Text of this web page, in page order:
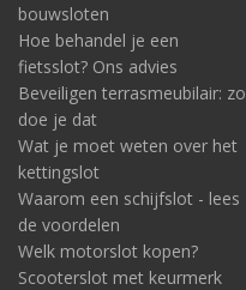
bouwsloten
Hoe behandel je een
fietsslot? Ons advies
Beveiligen terrasmeubilair: zo
doe je dat
Wat je moet weten over het
kettingslot
Waarom een schijfslot - lees
de voordelen
Welk motorslot kopen?
Scooterslot met keurmerk